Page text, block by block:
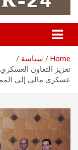
Home
سياسة
تعزيز التعاون
عسكري مالي إلى